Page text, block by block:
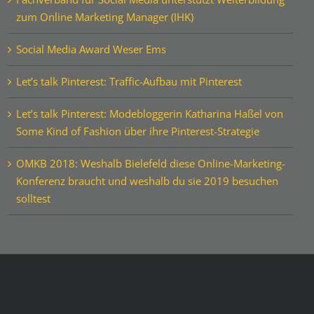
zum Online Marketing Manager (IHK)
Social Media Award Weser Ems
Let’s talk Pinterest: Traffic-Aufbau mit Pinterest
Let’s talk Pinterest: Modebloggerin Katharina Haßel von
Some Kind of Fashion über ihre Pinterest-Strategie
OMKB 2018: Weshalb Bielefeld diese Online-Marketing-
Konferenz braucht und weshalb du sie 2019 besuchen
solltest